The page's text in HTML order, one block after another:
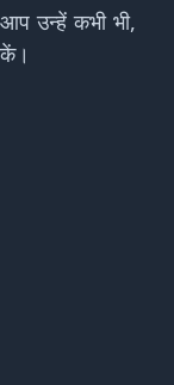
उन्हें कभी भी,